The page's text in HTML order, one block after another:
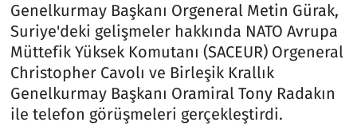
Genelkurmay Başkanı Orgeneral Metin Gürak,
Suriye'deki gelişmeler hakkında NATO Avrupa
Müttefik Yüksek Komutanı (SACEUR) Orgeneral
Christopher Cavolı ve Birleşik Krallık
Genelkurmay Başkanı Oramiral Tony Radakın
ile telefon görüşmeleri gerçekleştirdi.
Lezzet Durağı
Memur ve Kamu
Otomobil